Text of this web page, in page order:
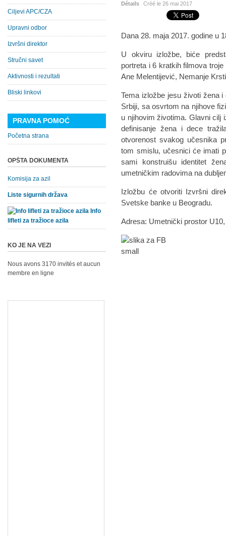
Détails Créé le26 mai 2017
Dana 28. maja 2017. godine u
U okviru izložbe, biće
portreta i 6 kratkih filmova
Ane Melentijević, Nemanje
Tema izložbe jesu životi žena
Srbiji, sa osvrtom na njihove
u njihovim životima. Glavni cilj
definisanje žena i dece
otvorenost svakog učesnika
tom smislu, učesnici će imati
sami konstruišu identitet
umetničkim radovima na
Izložbu će otvoriti Izvršni
Svetske banke u Beogradu.
Adresa: Umetnički prostor
Ciljevi APC/CZA
Upravni odbor
Izvršni direktor
Stručni savet
Aktivnosti i rezultati
Bliski linkovi
PRAVNA POMOĆ
Početna strana
OPŠTA DOKUMENTA
Komisija za azil
Liste sigurnih država
Info
lifleti za tražioce azila
KO JE NA VEZI
Nous avons 3170 invités et aucun
membre en ligne